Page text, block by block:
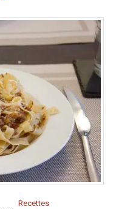
Recettes